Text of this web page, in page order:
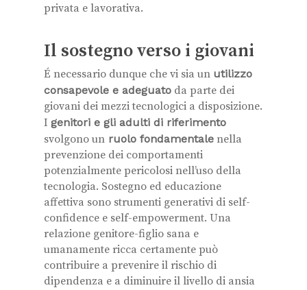
privata e lavorativa.
Il sostegno verso i giovani
É necessario dunque che vi sia un utilizzo
consapevole e adeguato da parte dei
giovani dei mezzi tecnologici a disposizione.
I genitori e gli adulti di riferimento
svolgono un ruolo fondamentale nella
prevenzione dei comportamenti
potenzialmente pericolosi nell’uso della
tecnologia. Sostegno ed educazione
affettiva sono strumenti generativi di self-
confidence e self-empowerment. Una
relazione genitore-figlio sana e
umanamente ricca certamente può
contribuire a prevenire il rischio di
dipendenza e a diminuire il livello di ansia